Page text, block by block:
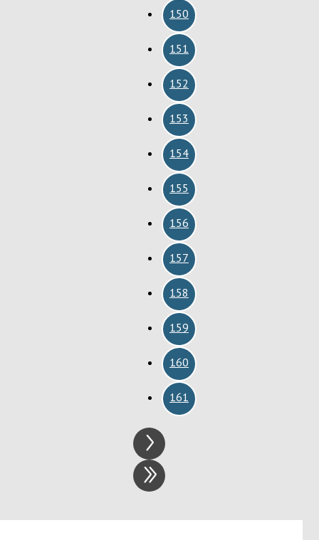
150
151
152
153
154
155
156
157
158
159
160
161